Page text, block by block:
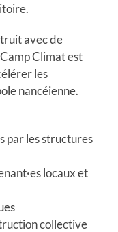
avec de
Climat est
les
nancéienne.
par les structures
locaux et
collective